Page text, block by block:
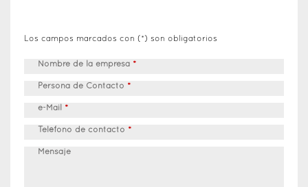
Los campos marcados con (*) son obligatorios
Nombre de la empresa *
Persona de Contacto *
e-Mail *
Teléfono de contacto *
Mensaje